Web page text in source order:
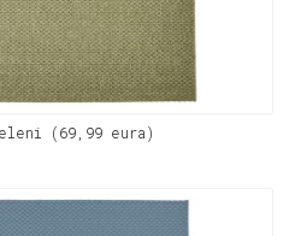
(69,99 eura)